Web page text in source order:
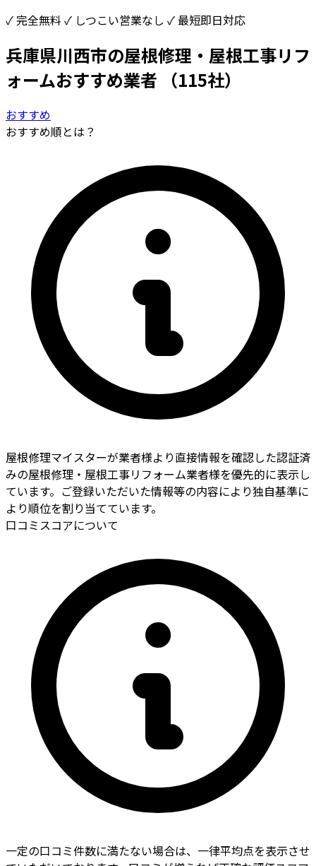
✓ 完全無料 ✓ しつこい営業なし ✓ 最短即日対応
兵庫県川西市の屋根修理・屋根工事リフ
ォームおすすめ業者
（115社）
おすすめ
おすすめ順とは？
屋根修理マイスターが業者様より直接情報を確認した認証済
みの屋根修理・屋根工事リフォーム業者様を優先的に表示し
ています。ご登録いただいた情報等の内容により独自基準に
より順位を割り当てています。
口コミスコアについて
一定の口コミ件数に満たない場合は、一律平均点を表示させ